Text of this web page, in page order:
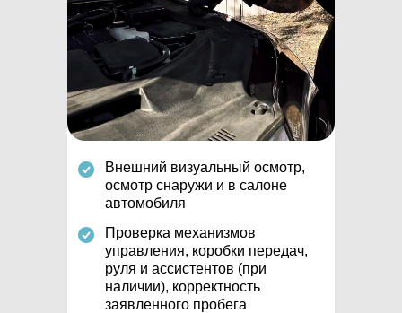
Внешний визуальный осмотр,
осмотр снаружи и в салоне
автомобиля
Проверка механизмов
управления, коробки передач,
руля и ассистентов (при
наличии), корректность
заявленного пробега